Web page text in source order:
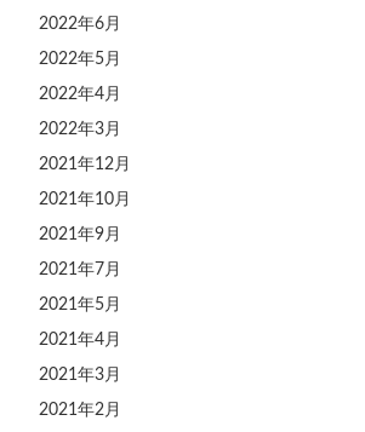
2022年6月
2022年5月
2022年4月
2022年3月
2021年12月
2021年10月
2021年9月
2021年7月
2021年5月
2021年4月
2021年3月
2021年2月